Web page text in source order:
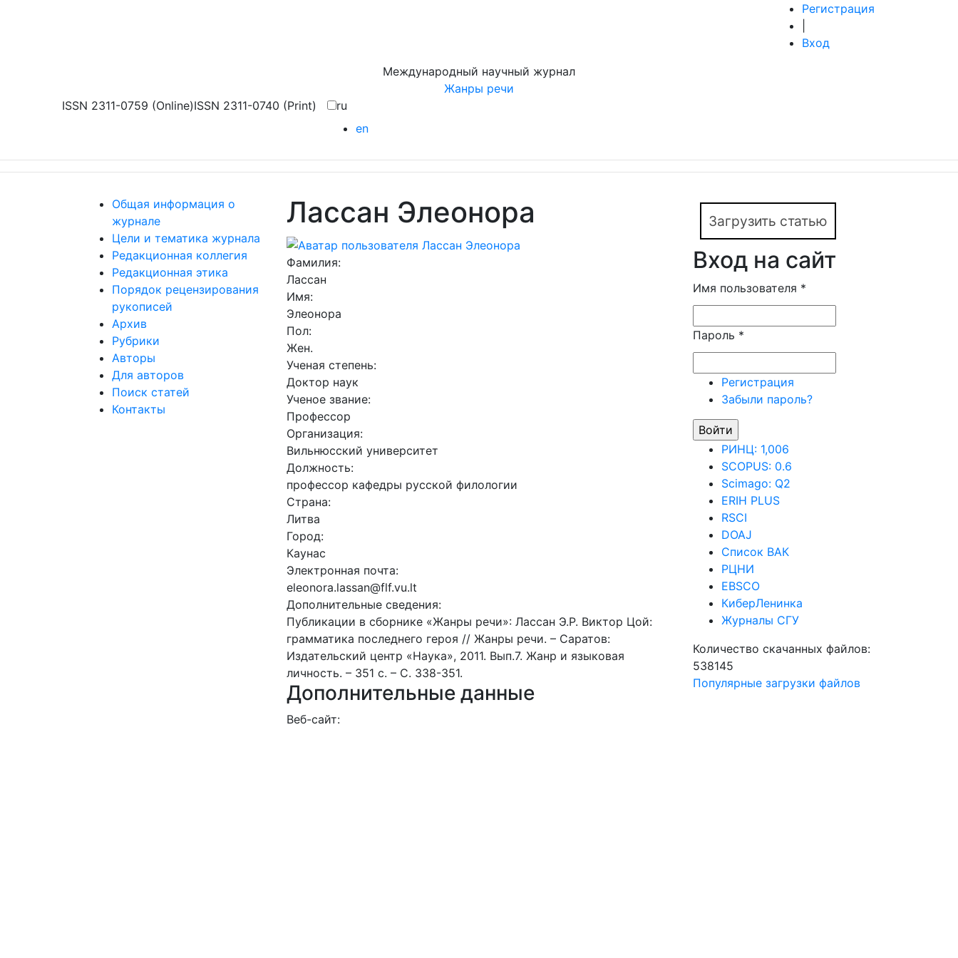
Регистрация
Вход
Международный научный журнал
Жанры речи
ISSN 2311-0759 (Online)ISSN 2311-0740 (Print)
ru
en
Общая информация о
журнале
Цели и тематика журнала
Редакционная коллегия
Редакционная этика
Порядок рецензирования
рукописей
Архив
Рубрики
Авторы
Для авторов
Поиск статей
Контакты
Лассан Элеонора
Фамилия:
Лассан
Имя:
Элеонора
Пол:
Жен.
Ученая степень:
Доктор наук
Ученое звание:
Профессор
Организация:
Вильнюсский университет
Должность:
профессор кафедры русской филологии
Страна:
Литва
Город:
Каунас
Электронная почта:
eleonora.lassan@flf.vu.lt
Дополнительные сведения:
Публикации в сборнике «Жанры речи»: Лассан Э.Р. Виктор Цой:
грамматика последнего героя // Жанры речи. – Саратов:
Издательский центр «Наука», 2011. Вып.7. Жанр и языковая
личность. – 351 с. – С. 338-351.
Дополнительные данные
Веб-сайт:
Загрузить статью
Вход на сайт
Имя пользователя *
Пароль *
Регистрация
Забыли пароль?
РИНЦ: 1,006
SCOPUS: 0.6
Scimago: Q2
ERIH PLUS
RSCI
DOAJ
Список ВАК
РЦНИ
EBSCO
КиберЛенинка
Журналы СГУ
Количество скачанных файлов:
538145
Популярные загрузки файлов